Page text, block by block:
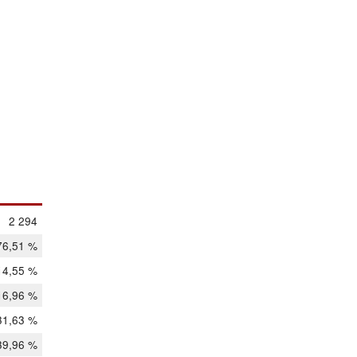
2 294
%
%
%
%
%